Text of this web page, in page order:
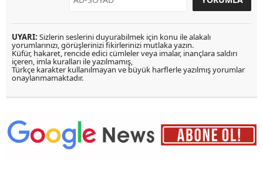
UYARI: Sizlerin seslerini duyurabilmek için konu ile alakalı
yorumlarınızı, görüşlerinizi fikirlerinizi mutlaka yazın.
Küfür, hakaret, rencide edici cümleler veya imalar, inançlara saldırı
içeren, imla kuralları ile yazılmamış,
Türkçe karakter kullanılmayan ve büyük harflerle yazılmış yorumlar
onaylanmamaktadır.